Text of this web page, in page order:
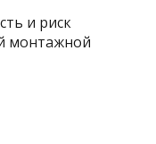
и риск
монтажной